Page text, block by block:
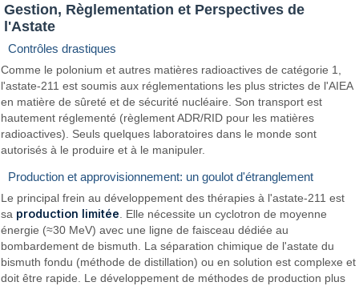
Gestion, Règlementation et Perspectives de
l'Astate
Contrôles drastiques
Comme le polonium et autres matières radioactives de catégorie 1,
l'astate-211 est soumis aux réglementations les plus strictes de l'AIEA
en matière de sûreté et de sécurité nucléaire. Son transport est
hautement réglementé (règlement ADR/RID pour les matières
radioactives). Seuls quelques laboratoires dans le monde sont
autorisés à le produire et à le manipuler.
Production et approvisionnement: un goulot d'étranglement
Le principal frein au développement des thérapies à l'astate-211 est
sa production limitée . Elle nécessite un cyclotron de moyenne
énergie (≈30 MeV) avec une ligne de faisceau dédiée au
bombardement de bismuth. La séparation chimique de l'astate du
bismuth fondu (méthode de distillation) ou en solution est complexe et
doit être rapide. Le développement de méthodes de production plus